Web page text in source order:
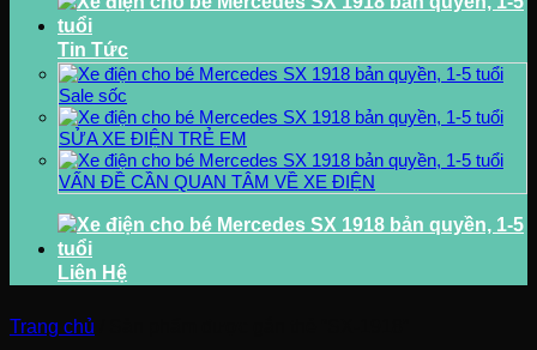
Tin Tức
Sale sốc
SỬA XE ĐIỆN TRẺ EM
VẤN ĐỀ CẦN QUAN TÂM VỀ XE ĐIỆN
Liên Hệ
Trang chủ